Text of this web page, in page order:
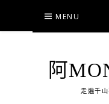
content
MENU
阿
走遍千